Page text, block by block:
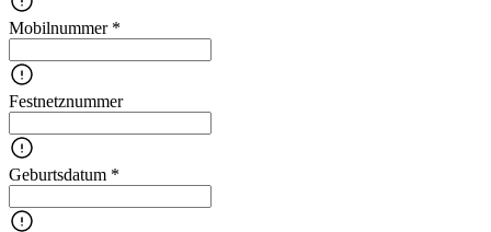
Mobilnummer *
Festnetznummer
Geburtsdatum *